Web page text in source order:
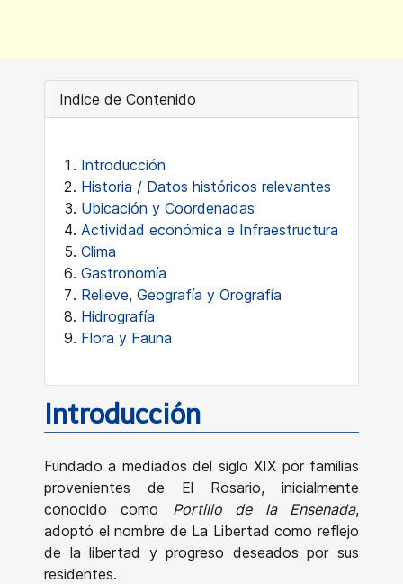
Indice de Contenido
Introducción
Historia / Datos históricos relevantes
Ubicación y Coordenadas
Actividad económica e Infraestructura
Clima
Gastronomía
Relieve, Geografía y Orografía
Hidrografía
Flora y Fauna
Introducción
Fundado a mediados del siglo XIX por familias
provenientes de El Rosario, inicialmente
conocido como Portillo de la Ensenada,
adoptó el nombre de La Libertad como reflejo
de la libertad y progreso deseados por sus
residentes.